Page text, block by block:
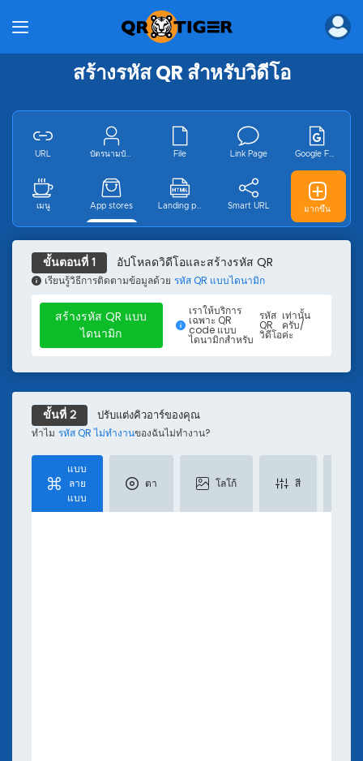
ผลิตภัณฑ์
สร้างคิวอาร์โค้ดเป็นกลุ่ม
API สร้างรหัส QR
สร้างรหัส QR สำหรับองค์กร
MENU TIGER
โซลูชัน
รหัส QR สำหรับร้านอาหาร
รหัส QR สำหรับการตลาด
รหัส QR สำหรับการค้าออนไลน์
รหัส QR สำหรับการศึกษา
รหัส QR สำหรับงานโลจิสติกส์
รหัส QR สำหรับอสังหาริมทรัพย์
รหัส QR สำหรับการผลิต
รหัส QR สำหรับการเดินทาง
ทรัพยากร
ลิงก์ไปยังรหัส QR
รหัส QR สำหรับ Instagram
สร้างรหัส QR สำหรับตำแหน่งตั้งโต๊ะ
รหัส QR สำหรับ YouTube
สร้างรหัส QR สำหรับวิดีโอ
URL บัตรนามบัตร File Link Page
เมนู App stores Smart URL GS1 ดิจิทัล
MP3 วิดีโอ Wifi Email
Instagram Pinterest
น้อย
มากขึ้น
ขั้นตอนที่ 1 อัปโหลดวิดีโอและสร้างรหัส QR
เรียนรู้วิธีการติดตามข้อมูลด้วย รหัส QR แบบไดนามิก
สร้างรหัส QR แบบ
ไดนามิก
เราให้บริการ
เฉพาะ QR
code แบบ
ไดนามิกสำหรับ
รหัส
QR
วิดีโอ
เท่านั้น
ครับ/
ค่ะ
ขั้นที่ 2 ปรับแต่งคิวอาร์ของคุณ
ทำไม รหัส QR ไม่ทำงานของฉันไม่ทำงาน?
แบบ
ลาย
แบบ
ตา โลโก้ สี